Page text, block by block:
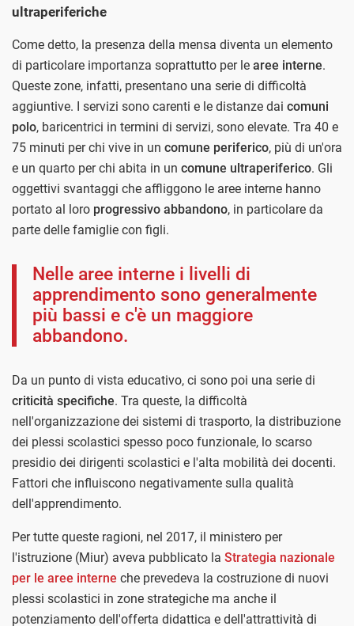
ultraperiferiche
Come detto, la presenza della mensa diventa un elemento
di particolare importanza soprattutto per le aree interne.
Queste zone, infatti, presentano una serie di difficoltà
aggiuntive. I servizi sono carenti e le distanze dai comuni
polo, baricentrici in termini di servizi, sono elevate. Tra 40 e
75 minuti per chi vive in un comune periferico, più di un'ora
e un quarto per chi abita in un comune ultraperiferico. Gli
oggettivi svantaggi che affliggono le aree interne hanno
portato al loro progressivo abbandono, in particolare da
parte delle famiglie con figli.
Nelle aree interne i livelli di
apprendimento sono generalmente
più bassi e c'è un maggiore
abbandono.
Da un punto di vista educativo, ci sono poi una serie di
criticità specifiche. Tra queste, la difficoltà
nell'organizzazione dei sistemi di trasporto, la distribuzione
dei plessi scolastici spesso poco funzionale, lo scarso
presidio dei dirigenti scolastici e l'alta mobilità dei docenti.
Fattori che influiscono negativamente sulla qualità
dell'apprendimento.
Per tutte queste ragioni, nel 2017, il ministero per
l'istruzione (Miur) aveva pubblicato la Strategia nazionale
per le aree interne che prevedeva la costruzione di nuovi
plessi scolastici in zone strategiche ma anche il
potenziamento dell'offerta didattica e dell'attrattività di